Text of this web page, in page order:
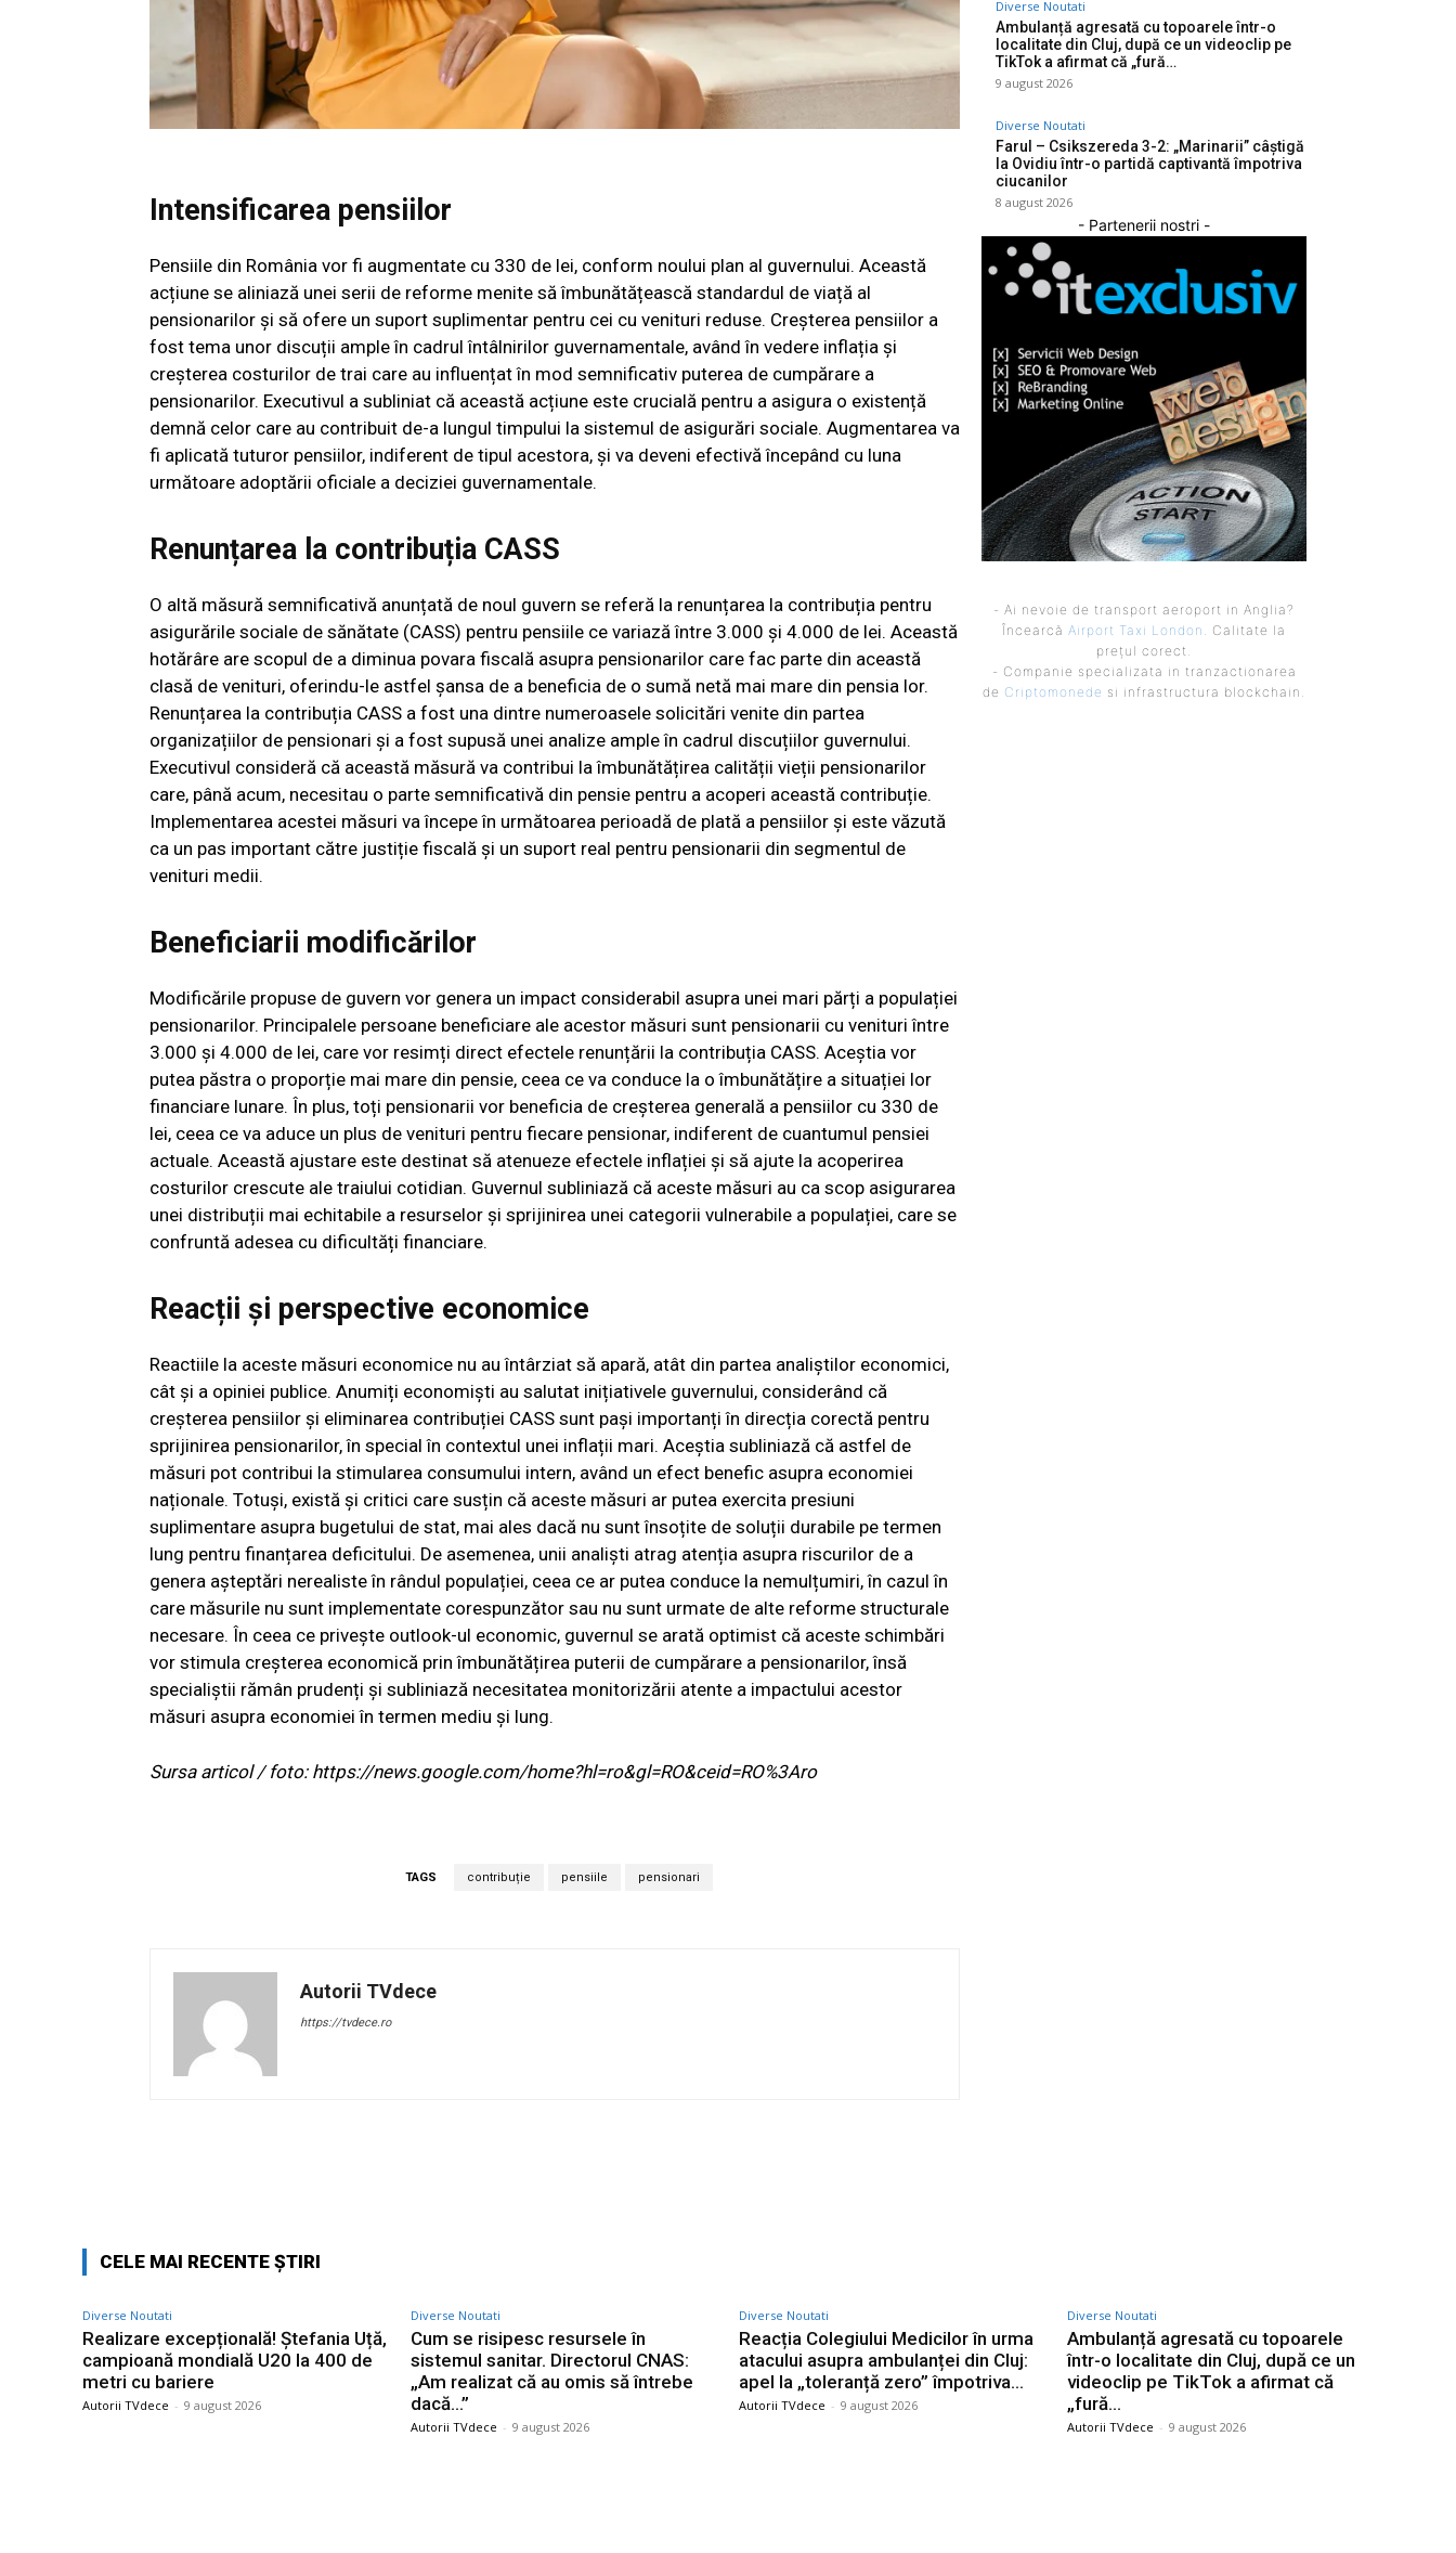
Intensificarea pensiilor
Pensiile din România vor fi augmentate cu 330 de lei, conform noului plan al guvernului. Această
acțiune se aliniază unei serii de reforme menite să îmbunătățească standardul de viață al
pensionarilor și să ofere un suport suplimentar pentru cei cu venituri reduse. Creșterea pensiilor a
fost tema unor discuții ample în cadrul întâlnirilor guvernamentale, având în vedere inflația și
creșterea costurilor de trai care au influențat în mod semnificativ puterea de cumpărare a
pensionarilor. Executivul a subliniat că această acțiune este crucială pentru a asigura o existență
demnă celor care au contribuit de-a lungul timpului la sistemul de asigurări sociale. Augmentarea va
fi aplicată tuturor pensiilor, indiferent de tipul acestora, și va deveni efectivă începând cu luna
următoare adoptării oficiale a deciziei guvernamentale.
Renunțarea la contribuția CASS
O altă măsură semnificativă anunțată de noul guvern se referă la renunțarea la contribuția pentru
asigurările sociale de sănătate (CASS) pentru pensiile ce variază între 3.000 și 4.000 de lei. Această
hotărâre are scopul de a diminua povara fiscală asupra pensionarilor care fac parte din această
clasă de venituri, oferindu-le astfel șansa de a beneficia de o sumă netă mai mare din pensia lor.
Renunțarea la contribuția CASS a fost una dintre numeroasele solicitări venite din partea
organizațiilor de pensionari și a fost supusă unei analize ample în cadrul discuțiilor guvernului.
Executivul consideră că această măsură va contribui la îmbunătățirea calității vieții pensionarilor
care, până acum, necesitau o parte semnificativă din pensie pentru a acoperi această contribuție.
Implementarea acestei măsuri va începe în următoarea perioadă de plată a pensiilor și este văzută
ca un pas important către justiție fiscală și un suport real pentru pensionarii din segmentul de
venituri medii.
Beneficiarii modificărilor
Modificările propuse de guvern vor genera un impact considerabil asupra unei mari părți a populației
pensionarilor. Principalele persoane beneficiare ale acestor măsuri sunt pensionarii cu venituri între
3.000 și 4.000 de lei, care vor resimți direct efectele renunțării la contribuția CASS. Aceștia vor
putea păstra o proporție mai mare din pensie, ceea ce va conduce la o îmbunătățire a situației lor
financiare lunare. În plus, toți pensionarii vor beneficia de creșterea generală a pensiilor cu 330 de
lei, ceea ce va aduce un plus de venituri pentru fiecare pensionar, indiferent de cuantumul pensiei
actuale. Această ajustare este destinat să atenueze efectele inflației și să ajute la acoperirea
costurilor crescute ale traiului cotidian. Guvernul subliniază că aceste măsuri au ca scop asigurarea
unei distribuții mai echitabile a resurselor și sprijinirea unei categorii vulnerabile a populației, care se
confruntă adesea cu dificultăți financiare.
Reacții și perspective economice
Reactiile la aceste măsuri economice nu au întârziat să apară, atât din partea analiștilor economici,
cât și a opiniei publice. Anumiți economiști au salutat inițiativele guvernului, considerând că
creșterea pensiilor și eliminarea contribuției CASS sunt pași importanți în direcția corectă pentru
sprijinirea pensionarilor, în special în contextul unei inflații mari. Aceștia subliniază că astfel de
măsuri pot contribui la stimularea consumului intern, având un efect benefic asupra economiei
naționale. Totuși, există și critici care susțin că aceste măsuri ar putea exercita presiuni
suplimentare asupra bugetului de stat, mai ales dacă nu sunt însoțite de soluții durabile pe termen
lung pentru finanțarea deficitului. De asemenea, unii analiști atrag atenția asupra riscurilor de a
genera așteptări nerealiste în rândul populației, ceea ce ar putea conduce la nemulțumiri, în cazul în
care măsurile nu sunt implementate corespunzător sau nu sunt urmate de alte reforme structurale
necesare. În ceea ce privește outlook-ul economic, guvernul se arată optimist că aceste schimbări
vor stimula creșterea economică prin îmbunătățirea puterii de cumpărare a pensionarilor, însă
specialiștii rămân prudenți și subliniază necesitatea monitorizării atente a impactului acestor
măsuri asupra economiei în termen mediu și lung.
Sursa articol / foto: https://news.google.com/home?hl=ro&gl=RO&ceid=RO%3Aro
TAGS contribuție pensiile pensionari
Autorii TVdece
https://tvdece.ro
Diverse Noutati
Ambulanță agresată cu topoarele într-o
localitate din Cluj, după ce un videoclip pe
TikTok a afirmat că „fură…
9 august 2026
Diverse Noutati
Farul – Csikszereda 3-2: „Marinarii” câștigă
la Ovidiu într-o partidă captivantă împotriva
ciucanilor
8 august 2026
- Partenerii nostri -
- Ai nevoie de transport aeroport in Anglia?
Încearcă Airport Taxi London . Calitate la
prețul corect.
- Companie specializata in tranzactionarea
de Criptomonede si infrastructura blockchain.
CELE MAI RECENTE ȘTIRI
Diverse Noutati
Realizare excepțională! Ștefania Uță,
campioană mondială U20 la 400 de
metri cu bariere
Autorii TVdece - 9 august 2026
Diverse Noutati
Cum se risipesc resursele în
sistemul sanitar. Directorul CNAS:
„Am realizat că au omis să întrebe
dacă…”
Autorii TVdece - 9 august 2026
Diverse Noutati
Reacția Colegiului Medicilor în urma
atacului asupra ambulanței din Cluj:
apel la „toleranță zero” împotriva…
Autorii TVdece - 9 august 2026
Diverse Noutati
Ambulanță agresată cu topoarele
într-o localitate din Cluj, după ce un
videoclip pe TikTok a afirmat că
„fură…
Autorii TVdece - 9 august 2026